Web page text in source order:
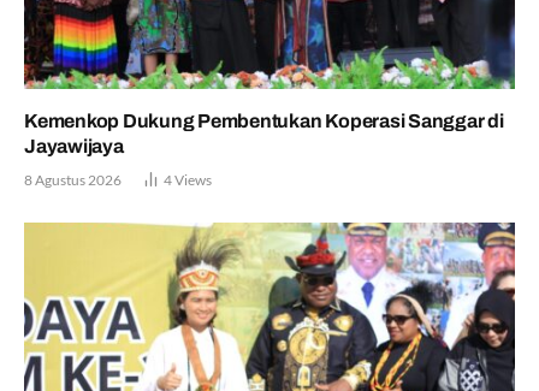
Kemenkop Dukung Pembentukan Koperasi Sanggar di
Jayawijaya
8 Agustus 2026 4Views